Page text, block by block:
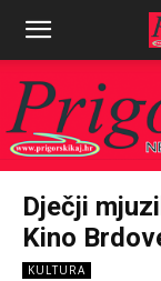
Dječji
Kino
KULTURA